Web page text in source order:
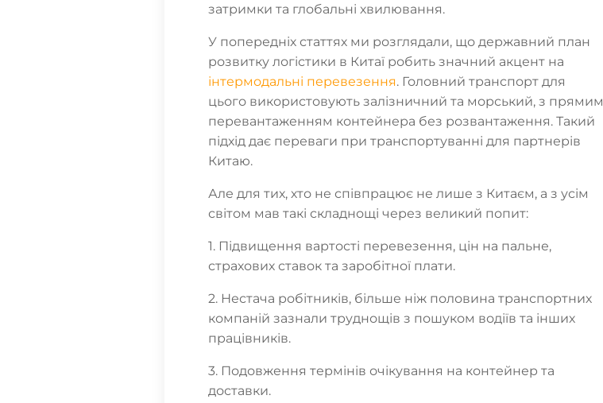
затримки та глобальні хвилювання.
У попередніх статтях ми розглядали, що державний план
розвитку логістики в Китаї робить значний акцент на
інтермодальні перевезення. Головний транспорт для
цього використовують залізничний та морський, з прямим
перевантаженням контейнера без розвантаження. Такий
підхід дає переваги при транспортуванні для партнерів
Китаю.
Але для тих, хто не співпрацює не лише з Китаєм, а з усім
світом мав такі складнощі через великий попит:
1. Підвищення вартості перевезення, цін на пальне,
страхових ставок та заробітної плати.
2. Нестача робітників, більше ніж половина транспортних
компаній зазнали труднощів з пошуком водіїв та інших
працівників.
3. Подовження термінів очікування на контейнер та
доставки.